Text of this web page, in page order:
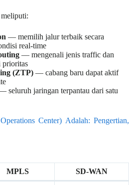
— memilih jalur terbaik secara
real-time
— mengenali jenis traffic dan
prioritas
(ZTP) — cabang baru dapat aktif
seluruh jaringan terpantau dari satu
Center) Adalah: Pengertian,
MPLS SD-WAN